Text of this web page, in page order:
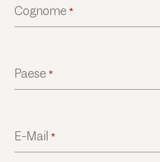
Cognome *
Paese *
E-Mail *